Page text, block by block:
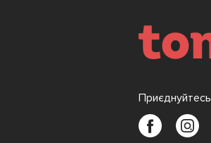
Приєднуйтесь